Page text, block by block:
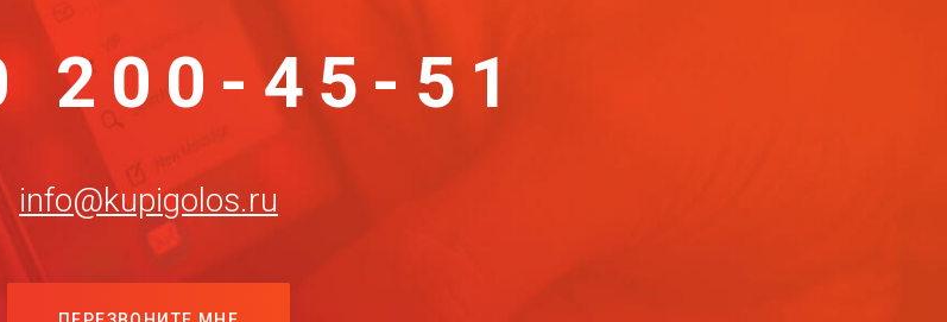
200-45-51
info@kupigolos.ru